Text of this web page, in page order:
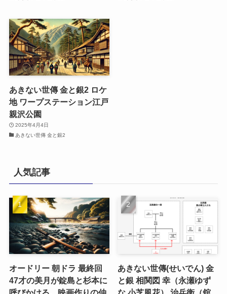
あきない世傳 金と銀2 ロケ
地 ワープステーション江戸
親沢公園
2025年4月4日
あきない世傳 金と銀2
人気記事
オードリー 朝ドラ 最終回
47才の美月が錠島と杉本に
あきない世傳(せいでん) 金
と銀 相関図 幸（永瀬ゆず